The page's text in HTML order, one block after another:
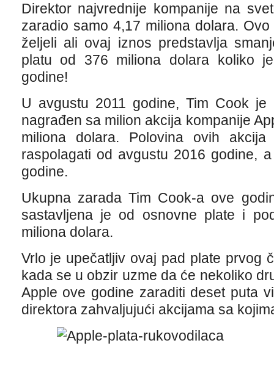
Direktor najvrednije kompanije na
zaradio samo 4,17 miliona dolara.
željeli ali ovaj iznos predstavlja
platu od 376 miliona dolara koliko
godine!
U avgustu 2011 godine, Tim Cook
nagrađen sa milion akcija kompanije
miliona dolara. Polovina ovih
raspolagati od avgustu 2016 godine,
godine.
Ukupna zarada Tim Cook-a ove
sastavljena je od osnovne plate i
miliona dolara.
Vrlo je upečatljiv ovaj pad plate prvog
kada se u obzir uzme da će nekoliko
Apple ove godine zaraditi deset puta
direktora zahvaljujući akcijama sa